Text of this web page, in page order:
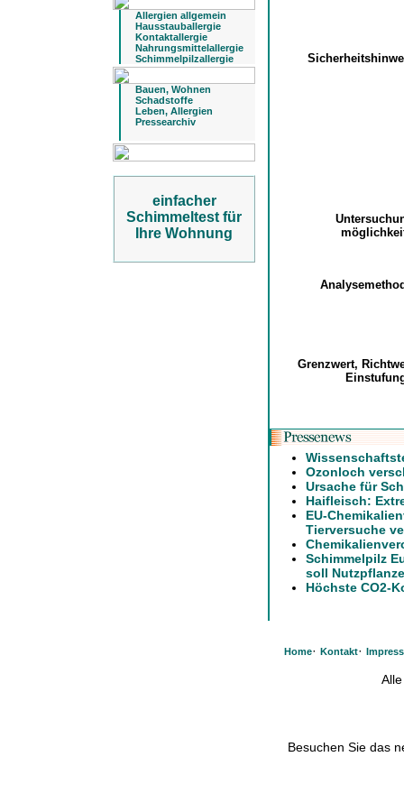
Allergien allgemein
Hausstauballergie
Kontaktallergie
Nahrungsmittelallergie
Schimmelpilzallergie
Bauen, Wohnen
Schadstoffe
Leben, Allergien
Pressearchiv
einfacher
Schimmeltest für
Ihre Wohnung
Grenzwert,
Ozonloch
Ursache für
Haifleisch:
EU-
Tierversuche
Schimmelpilz
soll
Höchste CO2-
Home· Kontakt·
Besuchen Sie das